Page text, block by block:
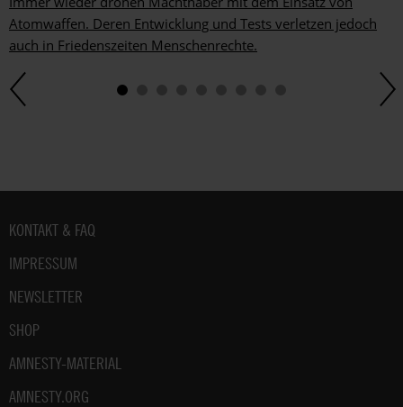
Atomwaffen. Deren Entwicklung und Tests verletzen jedoch
auch in Friedenszeiten Menschenrechte.
Fußbereich
KONTAKT & FAQ
IMPRESSUM
NEWSLETTER
SHOP
AMNESTY-MATERIAL
AMNESTY.ORG